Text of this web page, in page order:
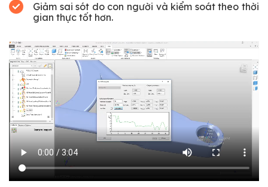
Giảm sai sót do con người và kiểm soát theo thời
gian thực tốt hơn.